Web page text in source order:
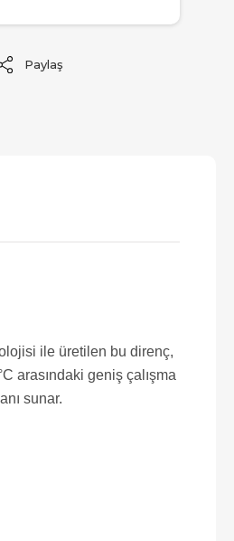
Paylaş
ile üretilen bu direnç,
arasındaki geniş çalışma
sunar.